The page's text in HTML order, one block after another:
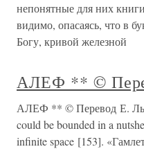
непонятные для них
видимо, опасаясь, что в
Богу, кривой железной
АЛЕФ ** ©
АЛЕФ ** © Перевод Е.
could be bounded in a
infinite space [153].